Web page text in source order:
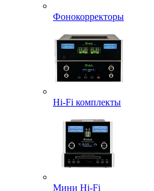
Фонокорректоры
Hi-Fi комплекты
Мини Hi-Fi